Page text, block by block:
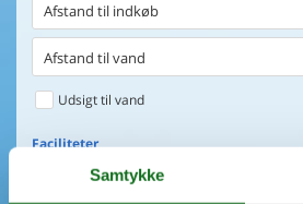
Afstand til indkøb
Afstand til vand
Udsigt til vand
Faciliteter
Swimmingpool
Samtykke